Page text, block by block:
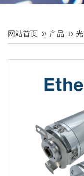
网站首页 产品